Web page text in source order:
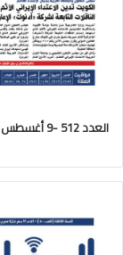
العدد 512 -9 أغسطس 2026 - السنة الثالثة